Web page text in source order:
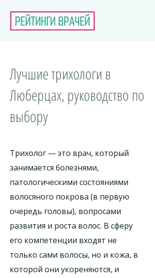
Лучшие трихологи в
Люберцах, руководство по
выбору
Трихолог — это врач, который
занимается болезнями,
патологическими состояниями
волосяного покрова (в первую
очередь головы), вопросами
развития и роста волос. В сферу
его компетенции входят не
только сами волосы, но и кожа, в
которой они укореняются, и